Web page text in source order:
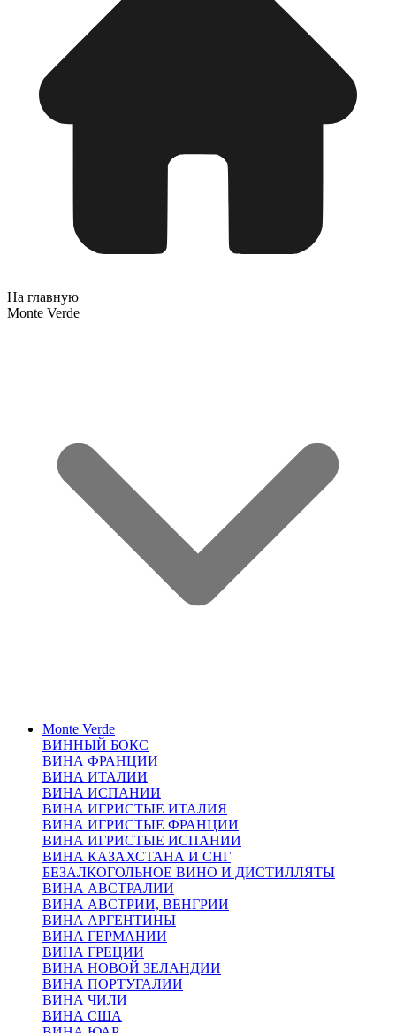
На главную
Monte Verde
Monte Verde
ВИННЫЙ БОКС
ВИНА ФРАНЦИИ
ВИНА ИТАЛИИ
ВИНА ИСПАНИИ
ВИНА ИГРИСТЫЕ ИТАЛИЯ
ВИНА ИГРИСТЫЕ ФРАНЦИИ
ВИНА ИГРИСТЫЕ ИСПАНИИ
ВИНА КАЗАХСТАНА И СНГ
БЕЗАЛКОГОЛЬНОЕ ВИНО И ДИСТИЛЛЯТЫ
ВИНА АВСТРАЛИИ
ВИНА АВСТРИИ, ВЕНГРИИ
ВИНА АРГЕНТИНЫ
ВИНА ГЕРМАНИИ
ВИНА ГРЕЦИИ
ВИНА НОВОЙ ЗЕЛАНДИИ
ВИНА ПОРТУГАЛИИ
ВИНА ЧИЛИ
ВИНА США